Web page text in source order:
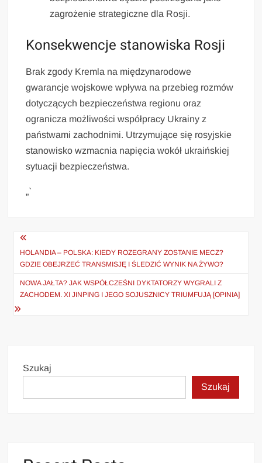
zagrożenie strategiczne dla Rosji.
Konsekwencje stanowiska Rosji
Brak zgody Kremla na międzynarodowe
gwarancje wojskowe wpływa na przebieg rozmów
dotyczących bezpieczeństwa regionu oraz
ogranicza możliwości współpracy Ukrainy z
państwami zachodnimi. Utrzymujące się rosyjskie
stanowisko wzmacnia napięcia wokół ukraińskiej
sytuacji bezpieczeństwa.
„`
Nawigacja
wpisu
HOLANDIA – POLSKA: KIEDY ROZEGRANY ZOSTANIE MECZ?
GDZIE OBEJRZEĆ TRANSMISJĘ I ŚLEDZIĆ WYNIK NA ŻYWO?
NOWA JAŁTA? JAK WSPÓŁCZEŚNI DYKTATORZY WYGRALI Z
ZACHODEM. XI JINPING I JEGO SOJUSZNICY TRIUMFUJĄ [OPINIA]
Szukaj
Szukaj